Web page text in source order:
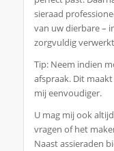
sieraad
van uw dierbare –
zorgvuldig
Tip: Neem indien
afspraak. Dit
mij eenvoudiger.
U mag mij ook
vragen of het
Naast assieraden